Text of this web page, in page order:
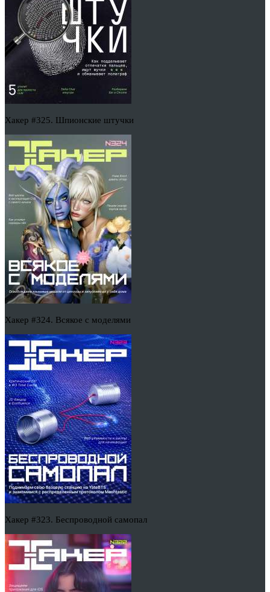
Хакер #325. Шпионские штучки
Хакер #324. Всякое с моделями
Хакер #323. Беспроводной самопал